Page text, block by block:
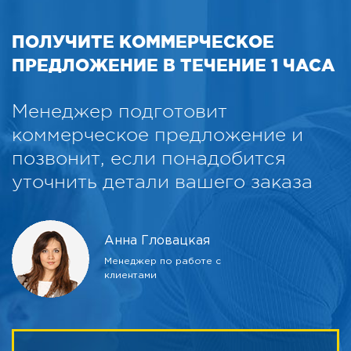
ПОЛУЧИТЕ КОММЕРЧЕСКОЕ
ПРЕДЛОЖЕНИЕ В ТЕЧЕНИЕ 1 ЧАСА
Менеджер подготовит
коммерческое предложение и
позвонит, если понадобится
уточнить детали вашего заказа
Анна Гловацкая
Менеджер по работе с
клиентами